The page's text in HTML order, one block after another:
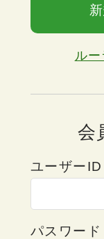
ル
会
ユーザーID
パスワード